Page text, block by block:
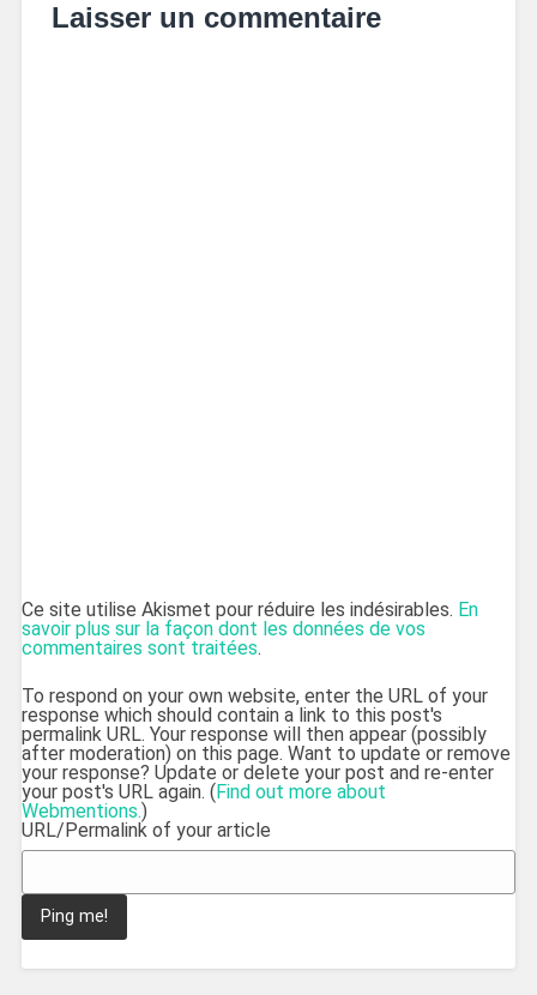
Laisser un commentaire
Ce site utilise Akismet pour réduire les indésirables. En
savoir plus sur la façon dont les données de vos
commentaires sont traitées.
To respond on your own website, enter the URL of your
response which should contain a link to this post's
permalink URL. Your response will then appear (possibly
after moderation) on this page. Want to update or remove
your response? Update or delete your post and re-enter
your post's URL again. (Find out more about
Webmentions.)
URL/Permalink of your article